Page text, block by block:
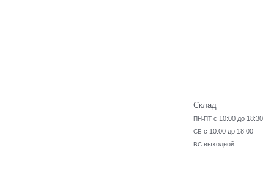
Склад
ПН-ПТ с 10:00 до 18:30
СБ с 10:00 до 18:00
ВС выходной